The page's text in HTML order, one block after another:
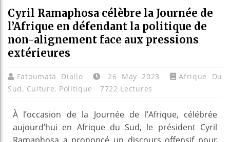
Cyril Ramaphosa célèbre la Journée de
l’Afrique en défendant la politique de
non-alignement face aux pressions
extérieures
Fatoumata Diallo 26 May 2023
Afrique Du
Sud, Culture, Politique 7722 Lectures
À l’occasion de la Journée de l’Afrique, célébrée
aujourd’hui en Afrique du Sud, le président Cyril